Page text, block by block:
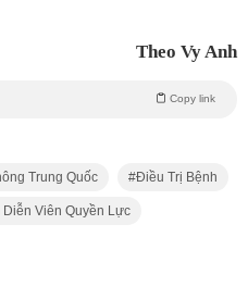
Theo Vy Anh
Copy link
Trung Quốc Điều Trị Bệnh
Diễn Viên Quyền Lực